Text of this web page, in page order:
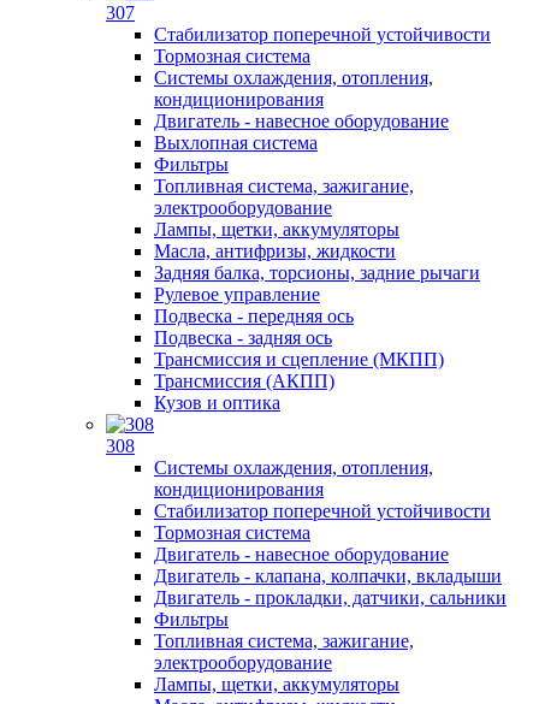
307
Стабилизатор поперечной устойчивости
Тормозная система
Системы охлаждения, отопления,
кондиционирования
Двигатель - навесное оборудование
Выхлопная система
Фильтры
Топливная система, зажигание,
электрооборудование
Лампы, щетки, аккумуляторы
Масла, антифризы, жидкости
Задняя балка, торсионы, задние рычаги
Рулевое управление
Подвеска - передняя ось
Подвеска - задняя ось
Трансмиссия и сцепление (МКПП)
Трансмиссия (АКПП)
Кузов и оптика
308
Системы охлаждения, отопления,
кондиционирования
Стабилизатор поперечной устойчивости
Тормозная система
Двигатель - навесное оборудование
Двигатель - клапана, колпачки, вкладыши
Двигатель - прокладки, датчики, сальники
Фильтры
Топливная система, зажигание,
электрооборудование
Лампы, щетки, аккумуляторы